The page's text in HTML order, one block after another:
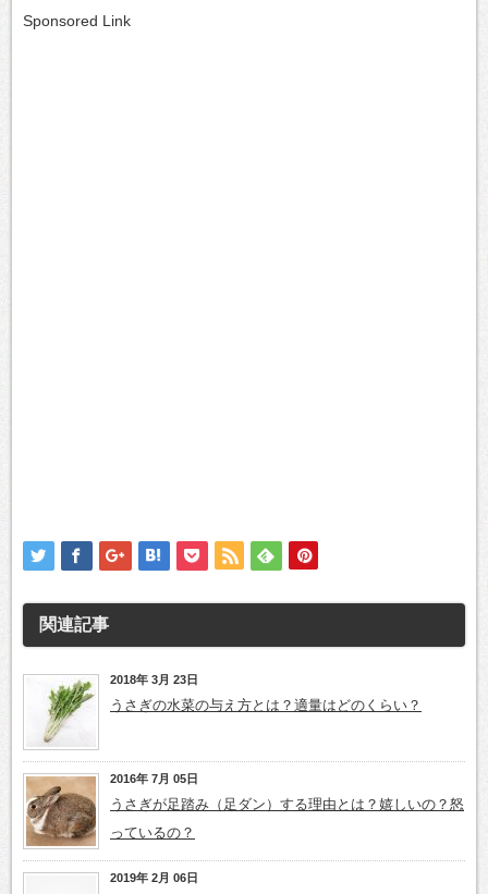
Sponsored Link
関連記事
2018年 3月 23日
うさぎの水菜の与え方とは？適量はどのくらい？
2016年 7月 05日
うさぎが足踏み（足ダン）する理由とは？嬉しいの？怒
っているの？
2019年 2月 06日